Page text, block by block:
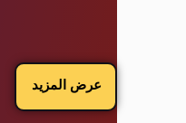
عرض المزيد